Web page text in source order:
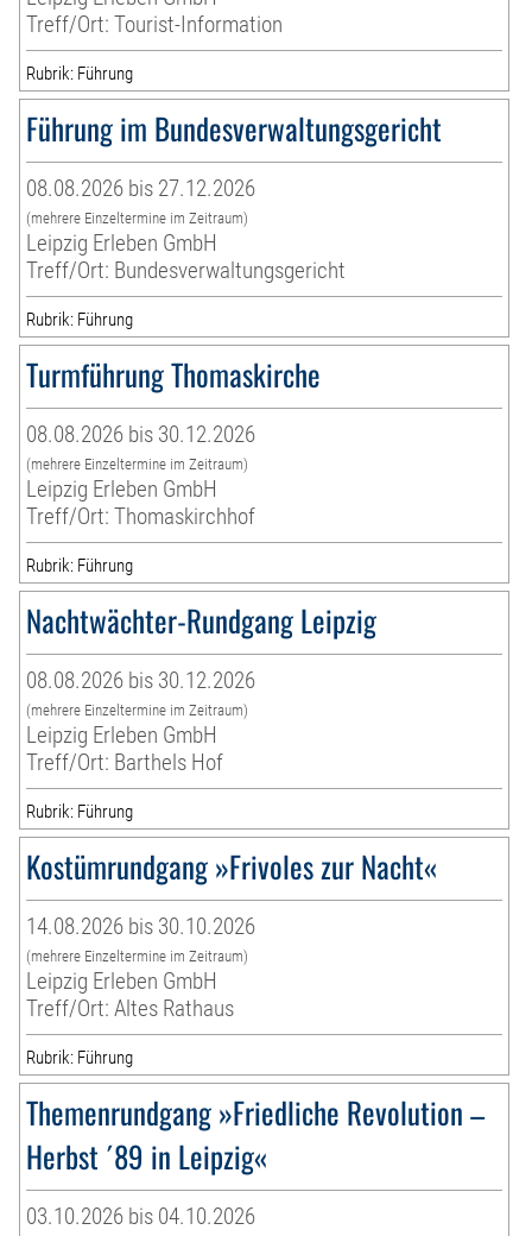
Treff/Ort: Tourist-Information
Rubrik: Führung
Führung im Bundesverwaltungsgericht
08.08.2026 bis 27.12.2026
(mehrere Einzeltermine im Zeitraum)
Leipzig Erleben GmbH
Treff/Ort: Bundesverwaltungsgericht
Rubrik: Führung
Turmführung Thomaskirche
08.08.2026 bis 30.12.2026
(mehrere Einzeltermine im Zeitraum)
Leipzig Erleben GmbH
Treff/Ort: Thomaskirchhof
Rubrik: Führung
Nachtwächter-Rundgang Leipzig
08.08.2026 bis 30.12.2026
(mehrere Einzeltermine im Zeitraum)
Leipzig Erleben GmbH
Treff/Ort: Barthels Hof
Rubrik: Führung
Kostümrundgang »Frivoles zur Nacht«
14.08.2026 bis 30.10.2026
(mehrere Einzeltermine im Zeitraum)
Leipzig Erleben GmbH
Treff/Ort: Altes Rathaus
Rubrik: Führung
Themenrundgang »Friedliche Revolution –
Herbst ´89 in Leipzig«
03.10.2026 bis 04.10.2026